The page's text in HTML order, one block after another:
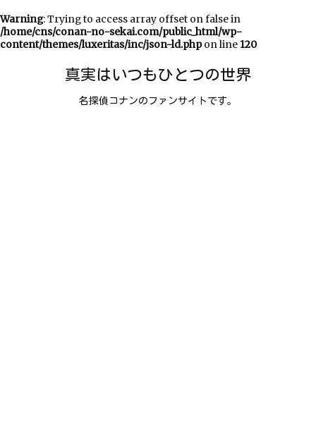
Warning: Trying to access array offset on false in
/home/cns/conan-no-sekai.com/public_html/wp-
content/themes/luxeritas/inc/json-ld.phpon line 120
真実はいつもひとつの世界
名探偵コナンのファンサイトです。